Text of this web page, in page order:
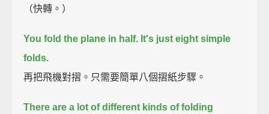
（快轉。）
You fold the plane in half. It's just eight simple
folds.
再把飛機對摺。只需要簡單八個摺紙步驟。
There are a lot of different kinds of folding